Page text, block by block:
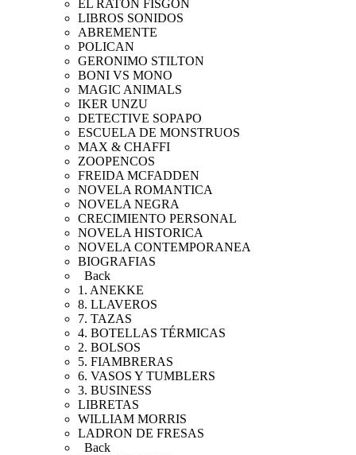
EL RATON FISGON
LIBROS SONIDOS
ABREMENTE
POLICAN
GERONIMO STILTON
BONI VS MONO
MAGIC ANIMALS
IKER UNZU
DETECTIVE SOPAPO
ESCUELA DE MONSTRUOS
MAX & CHAFFI
ZOOPENCOS
FREIDA MCFADDEN
NOVELA ROMANTICA
NOVELA NEGRA
CRECIMIENTO PERSONAL
NOVELA HISTORICA
NOVELA CONTEMPORANEA
BIOGRAFIAS
Back
1. ANEKKE
8. LLAVEROS
7. TAZAS
4. BOTELLAS TÉRMICAS
2. BOLSOS
5. FIAMBRERAS
6. VASOS Y TUMBLERS
3. BUSINESS
LIBRETAS
WILLIAM MORRIS
LADRON DE FRESAS
Back